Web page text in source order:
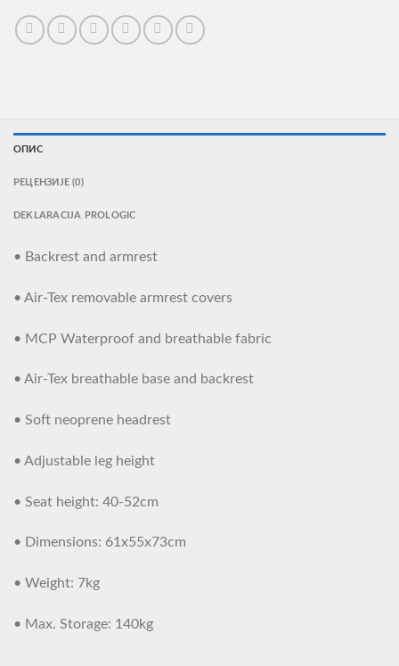
ОПИС
РЕЦЕНЗИЈЕ (0)
DEKLARACIJA PROLOGIC
• Backrest and armrest
• Air-Tex removable armrest covers
• MCP Waterproof and breathable fabric
• Air-Tex breathable base and backrest
• Soft neoprene headrest
• Adjustable leg height
• Seat height: 40-52cm
• Dimensions: 61x55x73cm
• Weight: 7kg
• Max. Storage: 140kg